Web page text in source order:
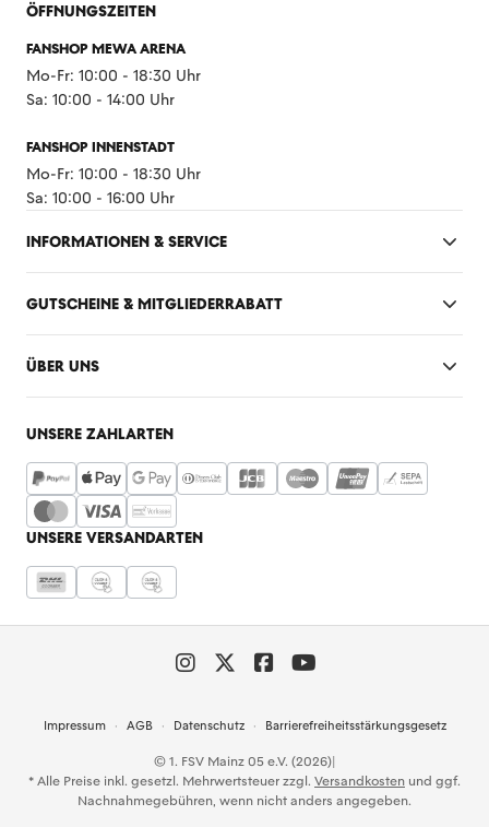
ÖFFNUNGSZEITEN
FANSHOP MEWA ARENA
Mo-Fr: 10:00 - 18:30 Uhr
Sa: 10:00 - 14:00 Uhr
FANSHOP INNENSTADT
Mo-Fr: 10:00 - 18:30 Uhr
Sa: 10:00 - 16:00 Uhr
INFORMATIONEN & SERVICE
GUTSCHEINE & MITGLIEDERRABATT
ÜBER UNS
UNSERE ZAHLARTEN
UNSERE VERSANDARTEN
Impressum AGB Datenschutz Barrierefreiheitsstärkungsgesetz
© 1. FSV Mainz 05 e.V. (2026)|
* Alle Preise inkl. gesetzl. Mehrwertsteuer zzgl. Versandkosten und ggf.
Nachnahmegebühren, wenn nicht anders angegeben.